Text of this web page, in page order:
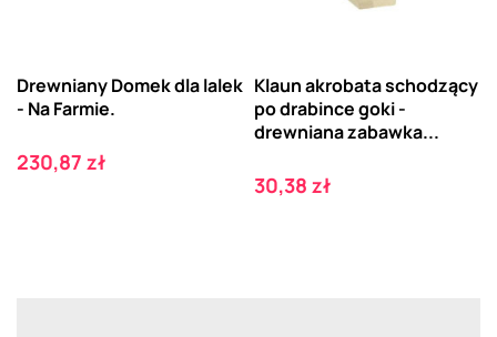
Drewniany Domek dla lalek
- Na Farmie.
Cena
230,87 zł
Klaun akrobata schodzący
po drabince goki -
drewniana zabawka...
Cena
30,38 zł